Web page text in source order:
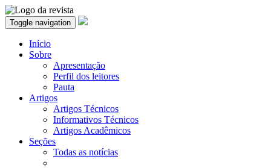
Toggle navigation
Início
Sobre
Apresentação
Perfil dos leitores
Pauta
Artigos
Artigos Técnicos
Informativos Técnicos
Artigos Acadêmicos
Seções
Todas as notícias